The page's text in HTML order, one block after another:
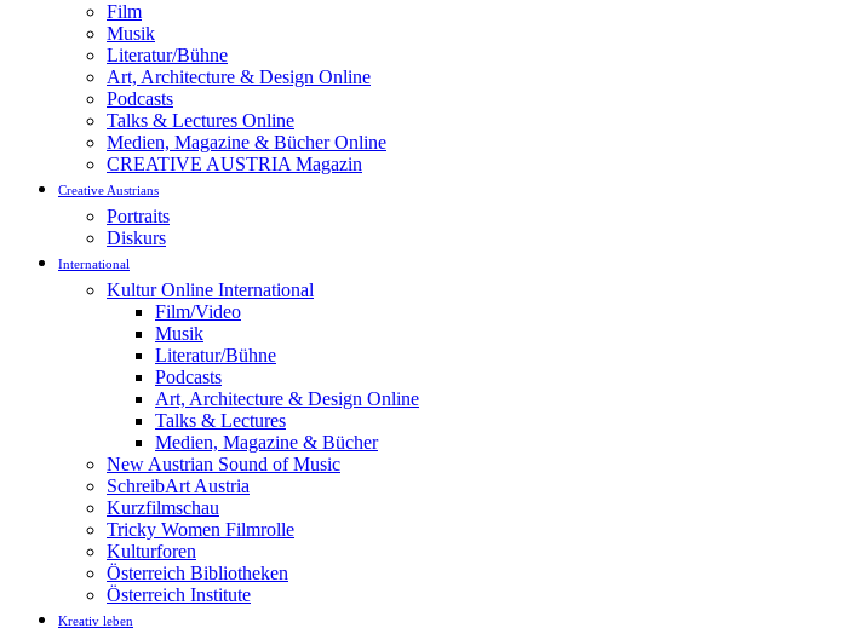
Film
Musik
Literatur/Bühne
Art, Architecture & Design Online
Podcasts
Talks & Lectures Online
Medien, Magazine & Bücher Online
CREATIVE AUSTRIA Magazin
Creative Austrians
Portraits
Diskurs
International
Kultur Online International
Film/Video
Musik
Literatur/Bühne
Podcasts
Art, Architecture & Design Online
Talks & Lectures
Medien, Magazine & Bücher
New Austrian Sound of Music
SchreibArt Austria
Kurzfilmschau
Tricky Women Filmrolle
Kulturforen
Österreich Bibliotheken
Österreich Institute
Kreativ leben